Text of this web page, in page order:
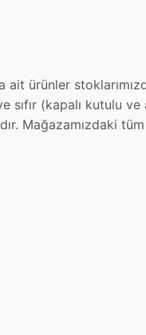
ait ürünler
sıfır (kapalı kutulu ve
Mağazamızdaki